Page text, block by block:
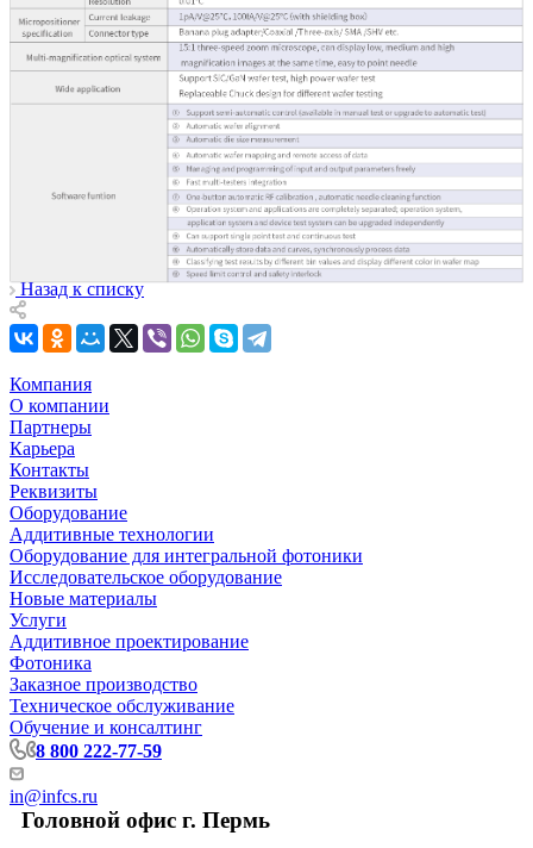
Назад к списку
Компания
О компании
Партнеры
Карьера
Контакты
Реквизиты
Оборудование
Аддитивные технологии
Оборудование для интегральной фотоники
Исследовательское оборудование
Новые материалы
Услуги
Аддитивное проектирование
Фотоника
Заказное производство
Техническое обслуживание
Обучение и консалтинг
8 800 222-77-59
in@infcs.ru
Головной офис г. Пермь